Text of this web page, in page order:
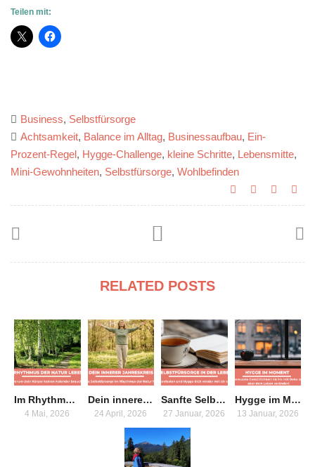
Teilen mit:
Business, Selbstfürsorge
Achtsamkeit, Balance im Alltag, Businessaufbau, Ein-
Prozent-Regel, Hygge-Challenge, kleine Schritte, Lebensmitte,
Mini-Gewohnheiten, Selbstfürsorge, Wohlbefinden
RELATED POSTS
Im Rhythmus der Natur leben – warum dein Körper keinen Kalender braucht
4 Mai, 2026
Dein innerer Jahreskreis: Wie du Selbstfürsorge im Rhythmus der Natur findest
24 April, 2026
Sanfte Selbstfürsorge in der Lebensmitte – wie Basenfasten und Hygge dich wieder mit dir verbinden
27 Januar, 2026
Hygge im Moment – Warum bewusste Gemütlichkeit nichts mit Deko zu tun hat, aber dein Leben verändert
13 Januar, 2026